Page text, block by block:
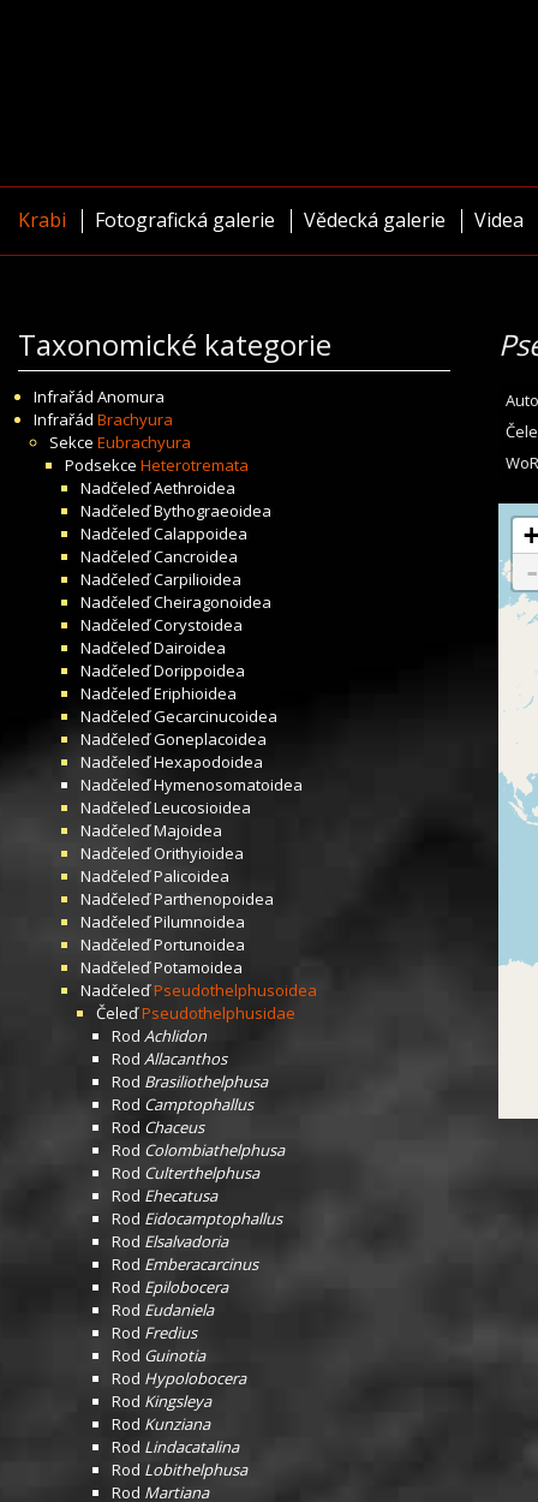
Krabi Fotografická galerie Vědecká galerie Videa
Taxonomické kategorie
Infrařád Anomura
Infrařád Brachyura
Sekce Eubrachyura
Podsekce Heterotremata
NadčeleďAethroidea
NadčeleďBythograeoidea
NadčeleďCalappoidea
NadčeleďCancroidea
NadčeleďCarpilioidea
NadčeleďCheiragonoidea
NadčeleďCorystoidea
NadčeleďDairoidea
NadčeleďDorippoidea
NadčeleďEriphioidea
NadčeleďGecarcinucoidea
NadčeleďGoneplacoidea
NadčeleďHexapodoidea
NadčeleďHymenosomatoidea
NadčeleďLeucosioidea
NadčeleďMajoidea
NadčeleďOrithyioidea
NadčeleďPalicoidea
NadčeleďParthenopoidea
NadčeleďPilumnoidea
NadčeleďPortunoidea
NadčeleďPotamoidea
NadčeleďPseudothelphusoidea
ČeleďPseudothelphusidae
Rod Achlidon
Rod Allacanthos
Rod Brasiliothelphusa
Rod Camptophallus
Rod Chaceus
Rod Colombiathelphusa
Rod Culterthelphusa
Rod Ehecatusa
Rod Eidocamptophallus
Rod Elsalvadoria
Rod Emberacarcinus
Rod Epilobocera
Rod Eudaniela
Rod Fredius
Rod Guinotia
Rod Hypolobocera
Rod Kingsleya
Rod Kunziana
Rod Lindacatalina
Rod Lobithelphusa
Rod Martiana
+